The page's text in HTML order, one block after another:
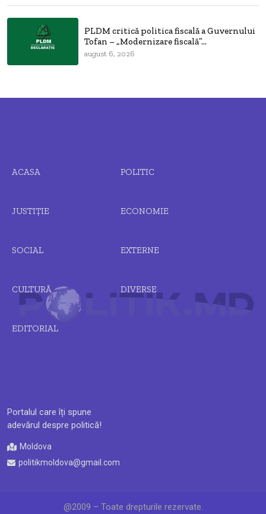
PLDM critică politica fiscală a Guvernului
Tofan – „Modernizare fiscală”...
august 6, 2026
Portalul care îți spune
adevărul despre politică!
Moldova
politikmoldova@gmail.com
ACASA POLITIC
JUSTIȚIE ECONOMIE
SOCIAL EXTERNE
CULTURĂ DIVERSE
EDITORIAL
@2009 – Toate drepturile rezervate.